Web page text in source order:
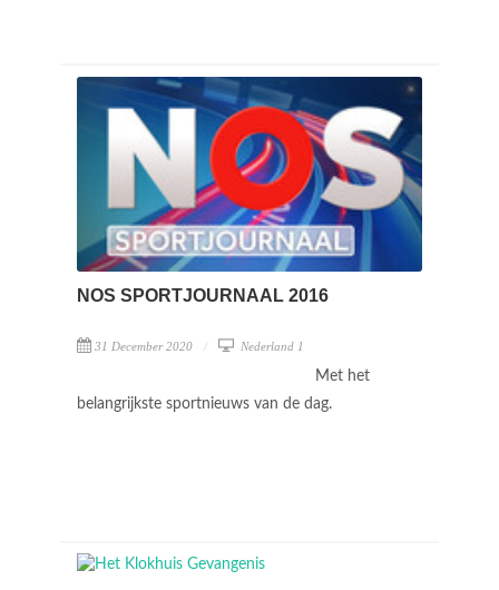
NOS SPORTJOURNAAL 2016
31 December 2020 Nederland 1
Met het
belangrijkste sportnieuws van de dag.